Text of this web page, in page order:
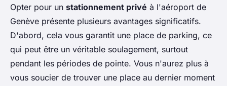
Opter pour un stationnement privé à l'aéroport de
Genève présente plusieurs avantages significatifs.
D'abord, cela vous garantit une place de parking, ce
qui peut être un véritable soulagement, surtout
pendant les périodes de pointe. Vous n'aurez plus à
vous soucier de trouver une place au dernier moment